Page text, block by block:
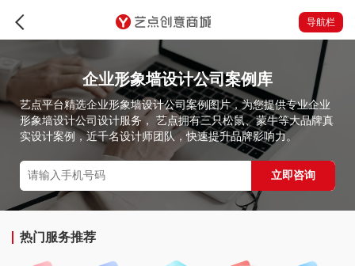
导航栏
企业形象墙设计公司案例库
艺点平台精选企业形象墙设计公司案例图片，为您提供专业企业
形象墙设计公司设计服务， 艺点拥有三只松鼠、蒙牛等大品牌真
实设计案例，近千名设计师团队，快速提升品牌影响力。
立即咨询
热门服务推荐